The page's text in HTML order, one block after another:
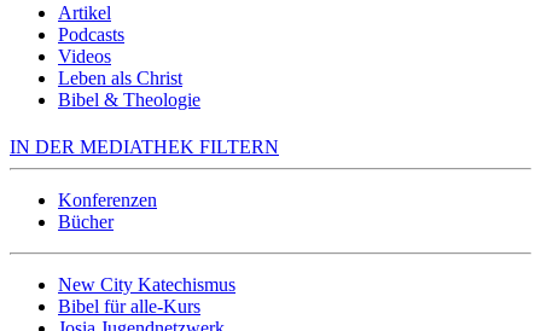
Artikel
Podcasts
Videos
Leben als Christ
Bibel & Theologie
IN DER MEDIATHEK FILTERN
Konferenzen
Bücher
New City Katechismus
Bibel für alle-Kurs